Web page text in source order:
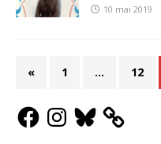
10 mai 2019
« 1 … 12